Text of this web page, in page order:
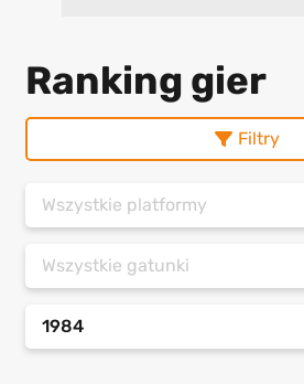
Ranking gier
Filtry
Wszystkie platformy
Wszystkie gatunki
1984